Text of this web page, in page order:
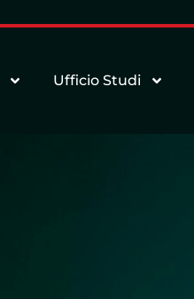
Ufficio Studi